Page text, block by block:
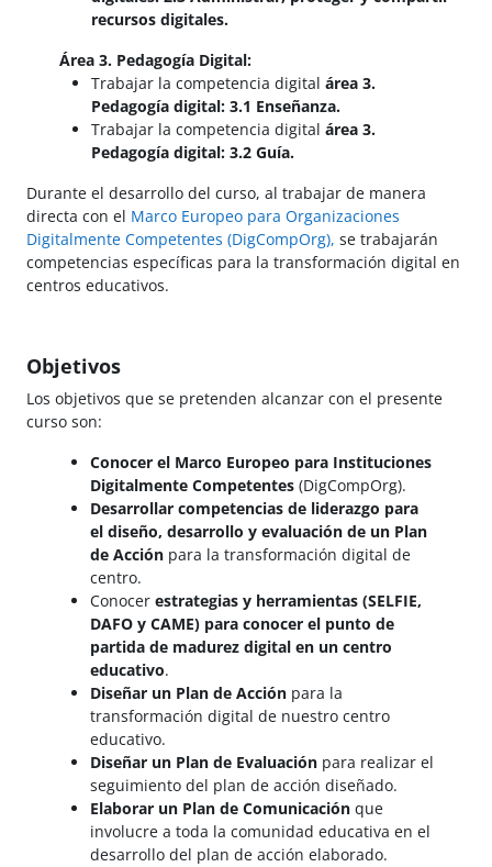
recursos digitales.
Área 3. Pedagogía Digital:
Trabajar la competencia digital área 3.
Pedagogía digital: 3.1 Enseñanza.
Trabajar la competencia digital área 3.
Pedagogía digital: 3.2 Guía.
Durante el desarrollo del curso, al trabajar de manera
directa con el Marco Europeo para Organizaciones
Digitalmente Competentes (DigCompOrg), se trabajarán
competencias específicas para la transformación digital en
centros educativos.
Objetivos
Los objetivos que se pretenden alcanzar con el presente
curso son:
Conocer el Marco Europeo para Instituciones
Digitalmente Competentes(DigCompOrg).
Desarrollar competencias de liderazgo para
el diseño, desarrollo y evaluación de un Plan
de Acciónpara la transformación digital de
centro.
Conocer estrategias y herramientas (SELFIE,
DAFO y CAME) para conocer el punto de
partida de madurez digital en un centro
educativo.
Diseñar un Plan de Acciónpara la
transformación digital de nuestro centro
educativo.
Diseñar un Plan de Evaluaciónpara realizar el
seguimiento del plan de acción diseñado.
Elaborar un Plan de Comunicaciónque
involucre a toda la comunidad educativa en el
desarrollo del plan de acción elaborado.